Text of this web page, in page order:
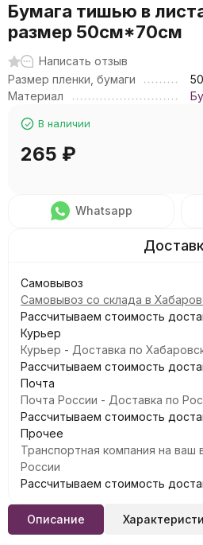
Бумага тишью в
размер 50см*70см
Написать отзыв
Размер пленки, бумаги
Материал
В наличии
265 ₽
Whatsapp
Самовывоз
Самовывоз со склада в
Рассчитываем стоимость
Курьер
Курьер - Доставка по
Рассчитываем стоимость
Почта
Почта России - Доставка по
Рассчитываем стоимость
Прочее
Транспортная компания на
России
Рассчитываем стоимость
Описание